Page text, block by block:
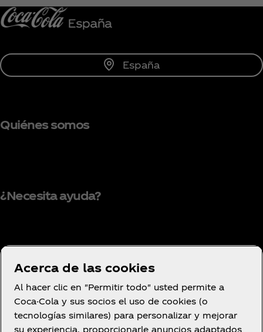
España
Quiénes somos
¿Necesita ayuda?
Configuración de cookies
Aviso de cookies
Acerca de las cookies
Al hacer clic en "Permitir todo" usted permite a
Coca-Cola y sus socios el uso de cookies (o
tecnologías similares) para personalizar y mejorar
su experiencia, proporcionarle anuncios adaptados